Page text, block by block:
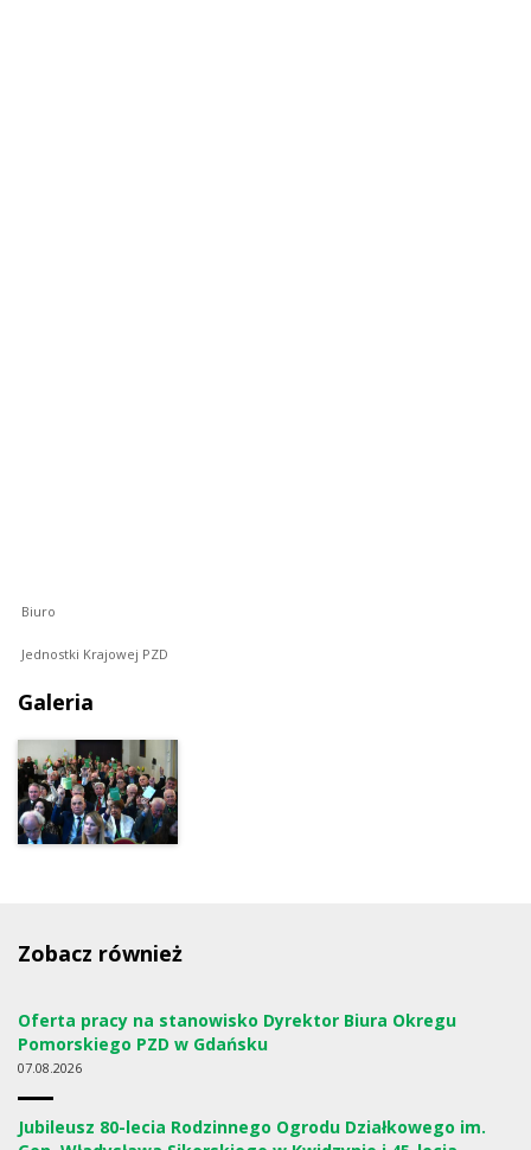
Biuro
Jednostki Krajowej PZD
Galeria
Zobacz również
Oferta pracy na stanowisko Dyrektor Biura Okregu
Pomorskiego PZD w Gdańsku
07 08.2026
Jubileusz 80-lecia Rodzinnego Ogrodu Działkowego im.